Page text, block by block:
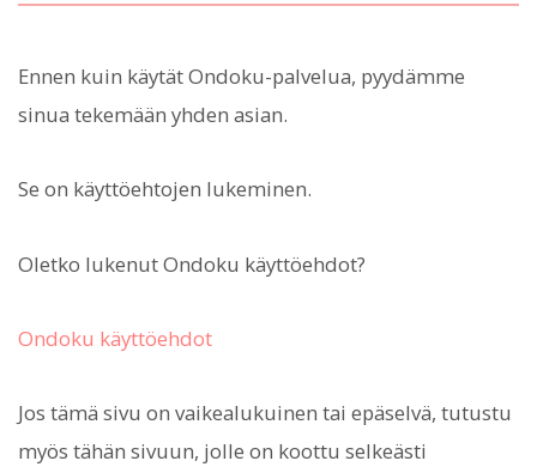
Ennen kuin käytät Ondoku-palvelua, pyydämme
sinua tekemään yhden asian.
Se on käyttöehtojen lukeminen.
Oletko lukenut Ondoku käyttöehdot?
Ondoku käyttöehdot
Jos tämä sivu on vaikealukuinen tai epäselvä, tutustu
myös tähän sivuun, jolle on koottu selkeästi